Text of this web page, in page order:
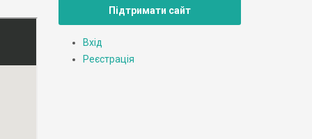
Підтримати сайт
Вхід
Реєстрація